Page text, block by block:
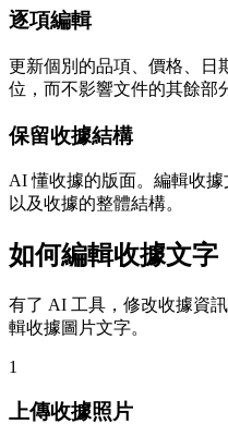
逐項編輯
更新個別的品項、價格、日
位，而不影響文件的其餘部
保留收據結構
AI 懂收據的版面。編輯收據
以及收據的整體結構。
如何編輯收據文字
有了 AI 工具，修改收據資
輯收據圖片文字。
1
上傳收據照片